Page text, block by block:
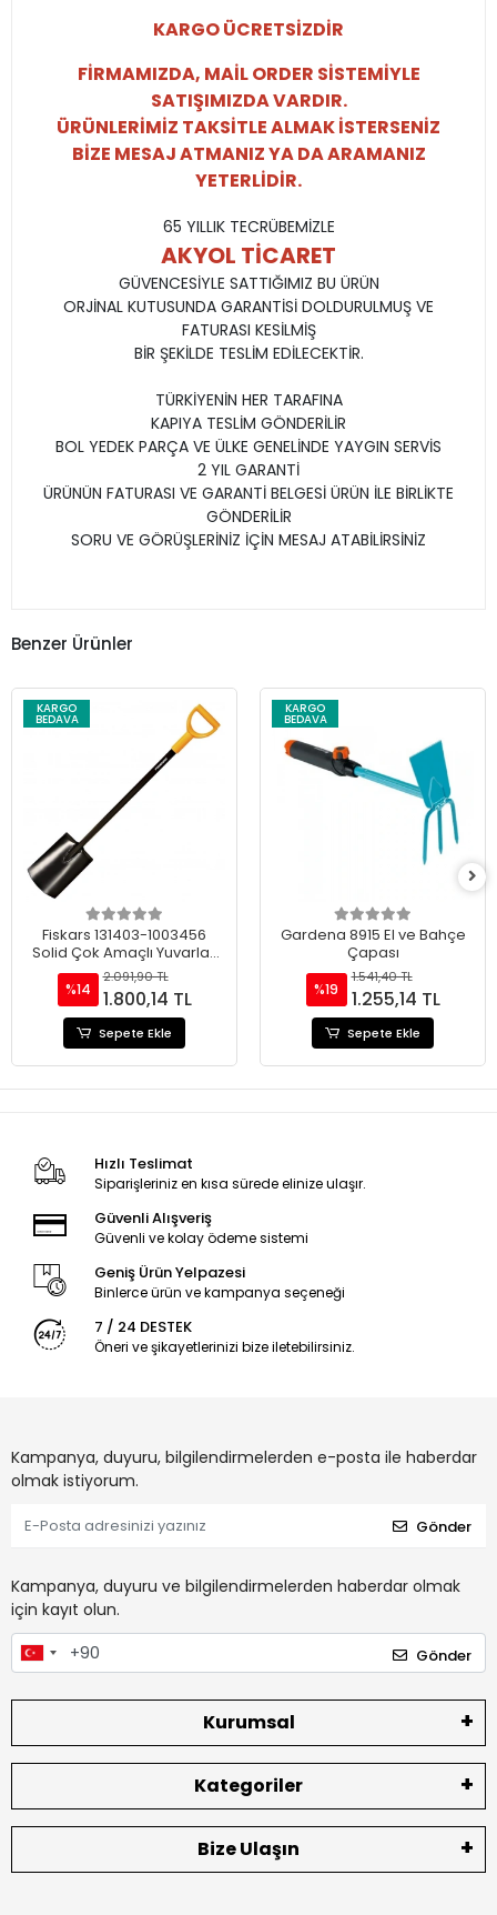
KARGO ÜCRETSİZDİR
FİRMAMIZDA, MAİL ORDER SİSTEMİYLE
SATIŞIMIZDA VARDIR.
ÜRÜNLERİMİZ TAKSİTLE ALMAK İSTERSENİZ
BİZE MESAJ ATMANIZ YA DA ARAMANIZ
YETERLİDİR.
65 YILLIK TECRÜBEMİZLE
AKYOL TİCARET
GÜVENCESİYLE SATTIĞIMIZ BU ÜRÜN
ORJİNAL KUTUSUNDA GARANTİSİ DOLDURULMUŞ VE
FATURASI KESİLMİŞ
BİR ŞEKİLDE TESLİM EDİLECEKTİR.
TÜRKİYENİN HER TARAFINA
KAPIYA TESLİM GÖNDERİLİR
BOL YEDEK PARÇA VE ÜLKE GENELİNDE YAYGIN SERVİS
2 YIL GARANTİ
ÜRÜNÜN FATURASI VE GARANTİ BELGESİ ÜRÜN İLE BİRLİKTE
GÖNDERİLİR
SORU VE GÖRÜŞLERİNİZ İÇİN MESAJ ATABİLİRSİNİZ
Benzer Ürünler
KARGO
BEDAVA
Fiskars 131403-1003456
Solid Çok Amaçlı Yuvarlak
Uçlu Bahçe Küreği
%14
2.091,90 TL
1.800,14 TL
Sepete Ekle
KARGO
BEDAVA
Gardena 8915 El ve Bahçe
Çapası
%19
1.541,40 TL
1.255,14 TL
Sepete Ekle
Hızlı Teslimat
Siparişleriniz en kısa sürede elinize ulaşır.
Güvenli Alışveriş
Güvenli ve kolay ödeme sistemi
Geniş Ürün Yelpazesi
Binlerce ürün ve kampanya seçeneği
7 / 24 DESTEK
Öneri ve şikayetlerinizi bize iletebilirsiniz.
Kampanya, duyuru, bilgilendirmelerden e-posta ile haberdar
olmak istiyorum.
Gönder
Kampanya, duyuru ve bilgilendirmelerden haberdar olmak
için kayıt olun.
Gönder
Kurumsal
Kategoriler
Bize Ulaşın